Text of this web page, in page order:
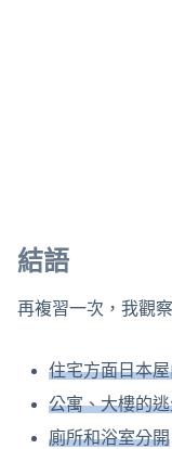
結語
再複習一次，我觀
住宅方面日本
公寓、大樓的
廁所和浴室分開